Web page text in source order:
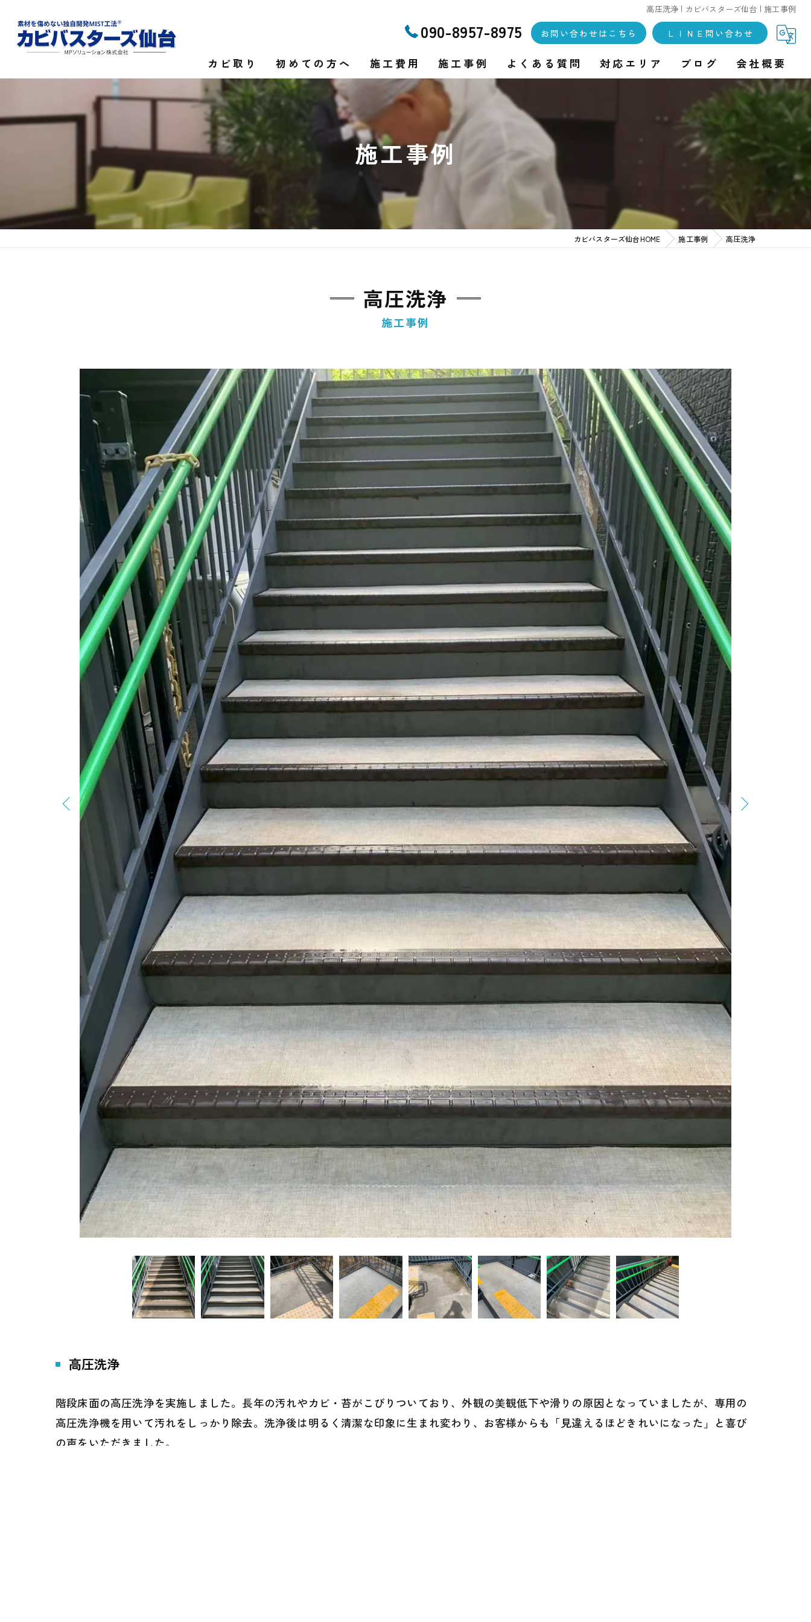
高圧洗浄 | カビバスターズ仙台 | 施工事例
090-8957-8975 お問い合わせはこちら ＬＩＮＥ問い合わせ
カビ取り
カビ菌検査
家庭のカビ取り
施設のカビ取り
初めての方へ 施工費用 施工事例 よくある質問 対応エリア ブログ 会社概要
施工事例
カビバスターズ仙台HOME 施工事例 高圧洗浄
施工事例
高圧洗浄
高圧洗浄
階段床面の高圧洗浄を実施しました。長年の汚れやカビ・苔がこびりついており、外観の美観低下や滑りの原因となっていましたが、専用の
高圧洗浄機を用いて汚れをしっかり除去。洗浄後は明るく清潔な印象に生まれ変わり、お客様からも「見違えるほどきれいになった」と喜び
の声をいただきました。